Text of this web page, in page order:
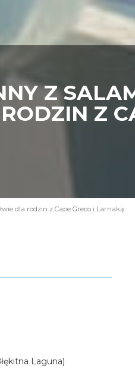
Z
Z
dla rodzin z Cape Greco i Larnaką
Laguna)